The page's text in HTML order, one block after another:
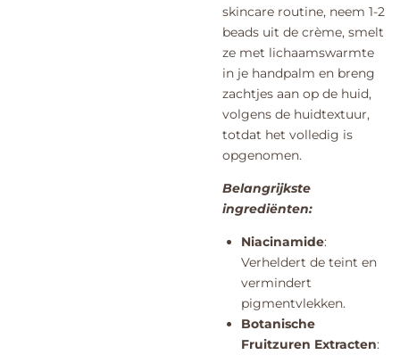
skincare routine, neem 1-2
beads uit de crème, smelt
ze met lichaamswarmte
in je handpalm en breng
zachtjes aan op de huid,
volgens de huidtextuur,
totdat het volledig is
opgenomen.
Belangrijkste
ingrediënten:
Niacinamide:
Verheldert de teint en
vermindert
pigmentvlekken.
Botanische
Fruitzuren Extracten: